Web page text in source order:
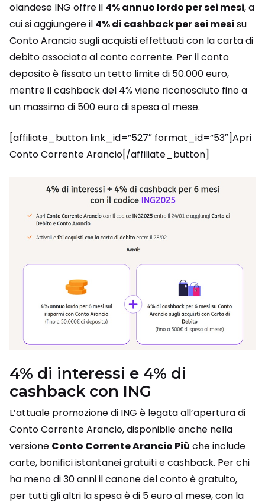
olandese ING offre il 4% annuo lordo per sei mesi, a
cui si aggiungere il 4% di cashback per sei mesi su
Conto Arancio sugli acquisti effettuati con la carta di
debito associata al conto corrente. Per il conto
deposito è fissato un tetto limite di 50.000 euro,
mentre il cashback del 4% viene riconosciuto fino a
un massimo di 500 euro di spesa al mese.
[affiliate_button link_id=”527″ format_id=”53″]Apri
Conto Corrente Arancio[/affiliate_button]
4% di interessi e 4% di
cashback con ING
L’attuale promozione di ING è legata all’apertura di
Conto Corrente Arancio, disponibile anche nella
versione Conto Corrente Arancio Più che include
carte, bonifici istantanei gratuiti e cashback. Per chi
ha meno di 30 anni il canone del conto è gratuito,
per tutti gli altri la spesa è di 5 euro al mese, con la